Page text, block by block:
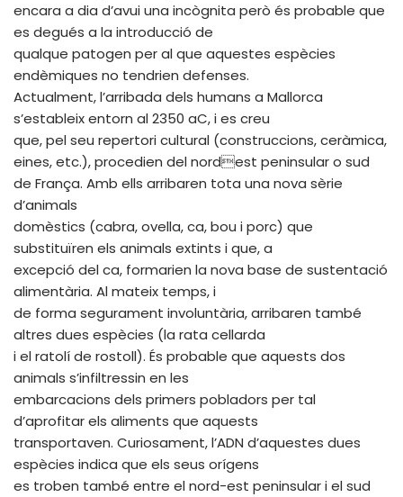
encara a dia d’avui una incògnita però és probable que
es degués a la introducció de
qualque patogen per al que aquestes espècies
endèmiques no tendrien defenses.
Actualment, l’arribada dels humans a Mallorca
s’estableix entorn al 2350 aC, i es creu
que, pel seu repertori cultural (construccions, ceràmica,
eines, etc.), procedien del nordest peninsular o sud
de França. Amb ells arribaren tota una nova sèrie
d’animals
domèstics (cabra, ovella, ca, bou i porc) que
substituïren els animals extints i que, a
excepció del ca, formarien la nova base de sustentació
alimentària. Al mateix temps, i
de forma segurament involuntària, arribaren també
altres dues espècies (la rata cellarda
i el ratolí de rostoll). És probable que aquests dos
animals s’infiltressin en les
embarcacions dels primers pobladors per tal
d’aprofitar els aliments que aquests
transportaven. Curiosament, l’ADN d’aquestes dues
espècies indica que els seus orígens
es troben també entre el nord-est peninsular i el sud